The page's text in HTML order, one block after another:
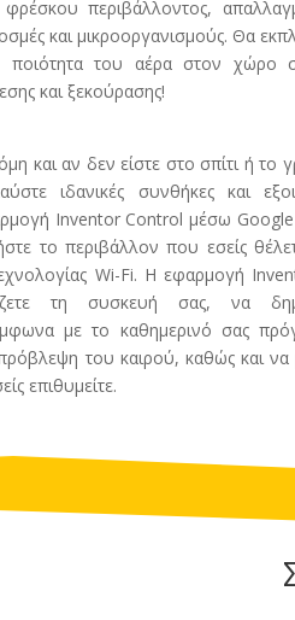
περιβάλλοντος,
και μικροοργανισμούς. Θα
ποιότητα του αέρα στον χώρο
και ξεκούρασης!
και αν δεν είστε στο σπίτι ή το
ιδανικές συνθήκες και
Inventor Control μέσω
το περιβάλλον που εσείς
Wi-Fi. Η εφαρμογή
τη συσκευή σας, να
με το καθημερινό σας
του καιρού, καθώς και να
επιθυμείτε.